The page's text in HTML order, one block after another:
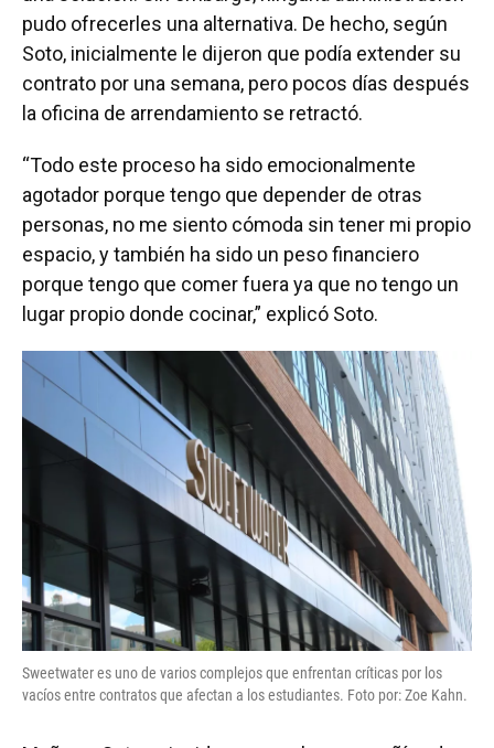
pudo ofrecerles una alternativa. De hecho, según
Soto, inicialmente le dijeron que podía extender su
contrato por una semana, pero pocos días después
la oficina de arrendamiento se retractó.
“Todo este proceso ha sido emocionalmente
agotador porque tengo que depender de otras
personas, no me siento cómoda sin tener mi propio
espacio, y también ha sido un peso financiero
porque tengo que comer fuera ya que no tengo un
lugar propio donde cocinar,” explicó Soto.
Sweetwater es uno de varios complejos que enfrentan críticas por los
vacíos entre contratos que afectan a los estudiantes. Foto por: Zoe Kahn.